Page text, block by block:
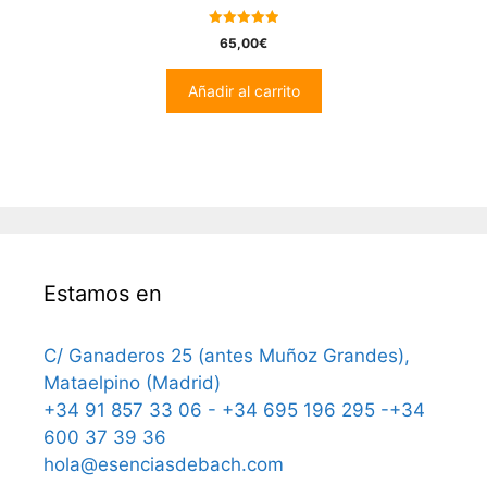
5.00
out of 5
65,00€
Añadir al carrito
Estamos en
C/ Ganaderos 25 (antes Muñoz Grandes),
Mataelpino (Madrid)
+34 91 857 33 06 - +34 695 196 295 -+34
600 37 39 36
hola@esenciasdebach.com